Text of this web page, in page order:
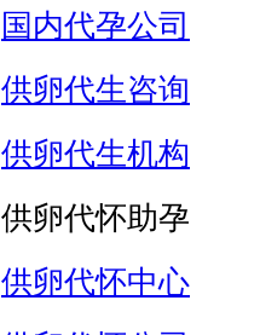
国内代孕公司
供卵代生咨询
供卵代生机构
供卵代怀助孕
供卵代怀中心